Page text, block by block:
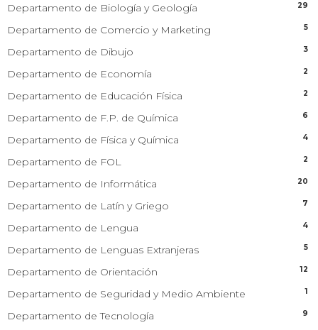
Departamento de Biología y Geología 29
Departamento de Comercio y Marketing 5
Departamento de Dibujo 3
Departamento de Economía 2
Departamento de Educación Física 2
Departamento de F.P. de Química 6
Departamento de Física y Química 4
Departamento de FOL 2
Departamento de Informática 20
Departamento de Latín y Griego 7
Departamento de Lengua 4
Departamento de Lenguas Extranjeras 5
Departamento de Orientación 12
Departamento de Seguridad y Medio Ambiente 1
Departamento de Tecnología 9